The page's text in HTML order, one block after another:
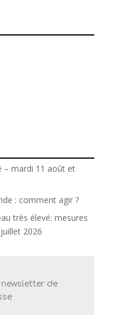
– mardi 11 août et
: comment agir ?
très élevé: mesures
2026
de